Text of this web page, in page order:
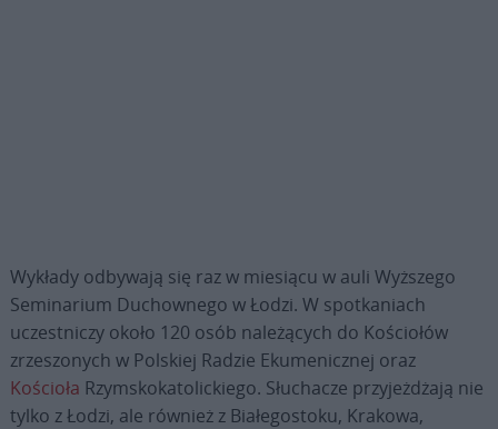
Wykłady odbywają się raz w miesiącu w auli Wyższego
Seminarium Duchownego w Łodzi. W spotkaniach
uczestniczy około 120 osób należących do Kościołów
zrzeszonych w Polskiej Radzie Ekumenicznej oraz
Kościoła Rzymskokatolickiego. Słuchacze przyjeżdżają nie
tylko z Łodzi, ale również z Białegostoku, Krakowa,